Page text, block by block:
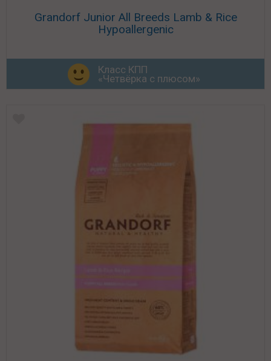
Grandorf Junior All Breeds Lamb & Rice
Hypoallergenic
Класс КПП
«Четвёрка с плюсом»